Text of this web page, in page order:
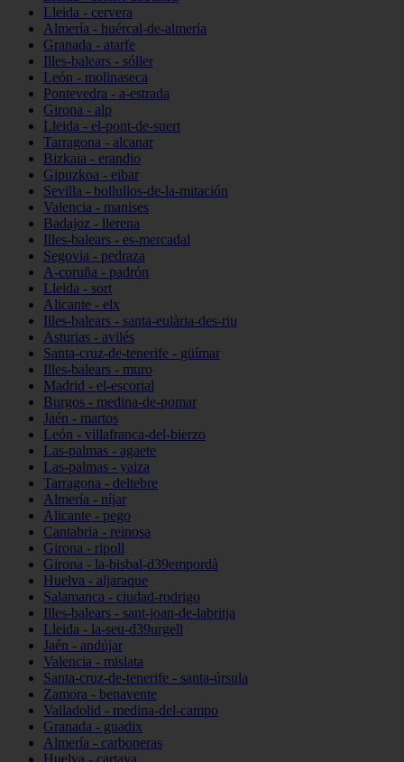
Lleida - cervera
Almería - huércal-de-almería
Granada - atarfe
Illes-balears - sóller
León - molinaseca
Pontevedra - a-estrada
Girona - alp
Lleida - el-pont-de-suert
Tarragona - alcanar
Bizkaia - erandio
Gipuzkoa - eibar
Sevilla - bollullos-de-la-mitación
Valencia - manises
Badajoz - llerena
Illes-balears - es-mercadal
Segovia - pedraza
A-coruña - padrón
Lleida - sort
Alicante - elx
Illes-balears - santa-eulària-des-riu
Asturias - avilés
Santa-cruz-de-tenerife - güímar
Illes-balears - muro
Madrid - el-escorial
Burgos - medina-de-pomar
Jaén - martos
León - villafranca-del-bierzo
Las-palmas - agaete
Las-palmas - yaiza
Tarragona - deltebre
Almería - níjar
Alicante - pego
Cantabria - reinosa
Girona - ripoll
Girona - la-bisbal-d39empordà
Huelva - aljaraque
Salamanca - ciudad-rodrigo
Illes-balears - sant-joan-de-labritja
Lleida - la-seu-d39urgell
Jaén - andújar
Valencia - mislata
Santa-cruz-de-tenerife - santa-úrsula
Zamora - benavente
Valladolid - medina-del-campo
Granada - guadix
Almería - carboneras
Huelva - cartaya